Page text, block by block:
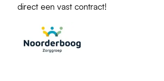
direct een vast contract!